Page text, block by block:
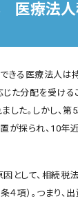
医療法人
きる医療法人は
た分配を受ける
した。しかし、
が採られ、10年
として、相続
４項）。つまり